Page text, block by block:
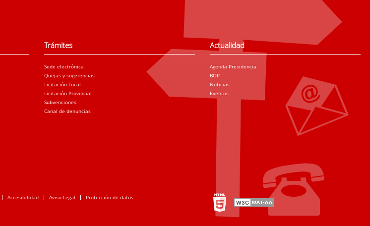
Trámites
Sede electrónica
Quejas y sugerencias
Licitación Local
Licitación Provincial
Subvenciones
Canal de denuncias
Actualidad
Agenda Presidencia
BOP
Noticias
Eventos
Accesibilidad Aviso Legal Protección de datos